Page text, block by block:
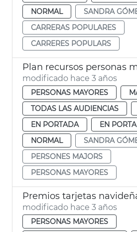
NORMAL
SANDRA
CARRERAS POPULARES
CARRERES POPULARS
Plan recursos personas
modificado hace 3 años
PERSONAS MAYORES
TODAS LAS AUDIENCIAS
EN PORTADA
EN
NORMAL
SANDRA
PERSONES MAJORS
PERSONAS MAYORES
modificado hace 3 años
PERSONAS MAYORES